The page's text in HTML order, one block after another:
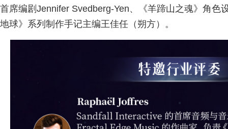
首席编剧Jennifer Svedberg-Yen、《羊蹄山之魂》角色
地球》系列制作手记主编王佳任（朔方）。